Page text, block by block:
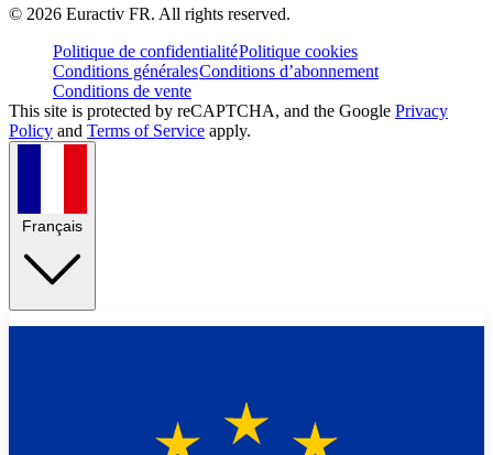
© 2026 Euractiv FR. All rights reserved.
Politique de confidentialitéPolitique cookies
Conditions généralesConditions d’abonnement
Conditions de vente
This site is protected by reCAPTCHA, and the Google Privacy
Policy and Terms of Service apply.
Français